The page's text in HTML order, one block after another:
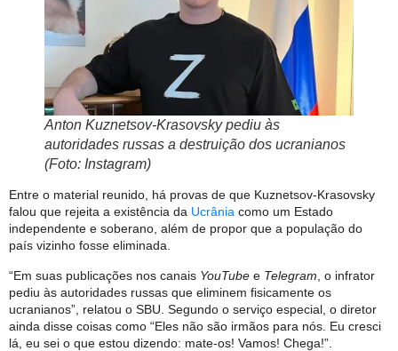
Anton Kuznetsov-Krasovsky pediu às
autoridades russas a destruição dos ucranianos
(Foto: Instagram)
Entre o material reunido, há provas de que Kuznetsov-Krasovsky
falou que rejeita a existência da Ucrânia como um Estado
independente e soberano, além de propor que a população do
país vizinho fosse eliminada.
“Em suas publicações nos canais YouTube e Telegram , o infrator
pediu às autoridades russas que eliminem fisicamente os
ucranianos”, relatou o SBU. Segundo o serviço especial, o diretor
ainda disse coisas como “Eles não são irmãos para nós. Eu cresci
lá, eu sei o que estou dizendo: mate-os! Vamos! Chega!”.